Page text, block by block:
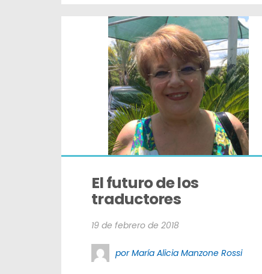
El futuro de los
traductores
19 de febrero de 2018
por María Alicia Manzone Rossi